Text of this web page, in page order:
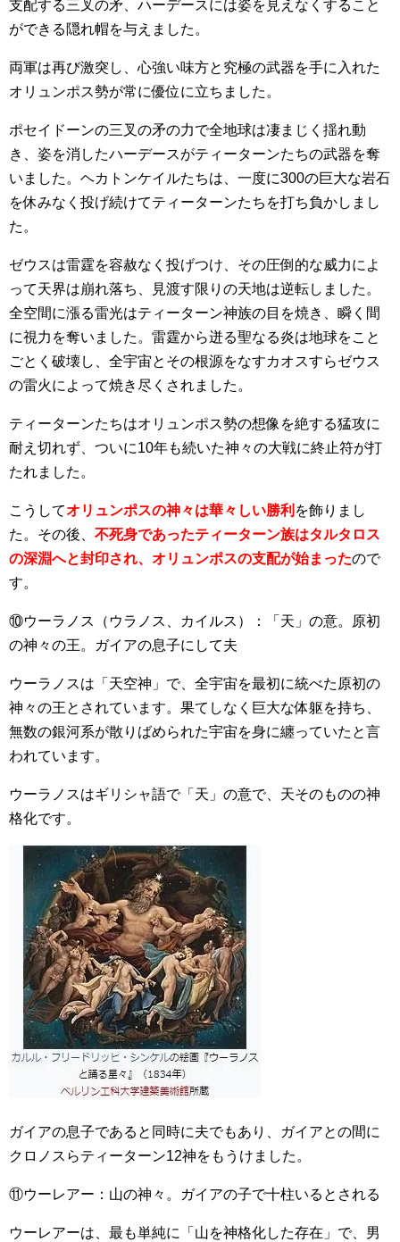
支配する三叉の矛、ハーデースには姿を見えなくすること
ができる隠れ帽を与えました。
両軍は再び激突し、心強い味方と究極の武器を手に入れた
オリュンポス勢が常に優位に立ちました。
ポセイドーンの三叉の矛の力で全地球は凄まじく揺れ動
き、姿を消したハーデースがティーターンたちの武器を奪
いました。ヘカトンケイルたちは、一度に300の巨大な岩石
を休みなく投げ続けてティーターンたちを打ち負かしまし
た。
ゼウスは雷霆を容赦なく投げつけ、その圧倒的な威力によ
って天界は崩れ落ち、見渡す限りの天地は逆転しました。
全空間に漲る雷光はティーターン神族の目を焼き、瞬く間
に視力を奪いました。雷霆から迸る聖なる炎は地球をこと
ごとく破壊し、全宇宙とその根源をなすカオスすらゼウス
の雷火によって焼き尽くされました。
ティーターンたちはオリュンポス勢の想像を絶する猛攻に
耐え切れず、ついに10年も続いた神々の大戦に終止符が打
たれました。
こうしてオリュンポスの神々は華々しい勝利 を飾りまし
た。その後、 不死身であったティーターン族はタルタロス
の深淵へと封印され、オリュンポスの支配が始まったので
す。
⑩ウーラノス（ウラノス、カイルス）：「天」の意。原初
の神々の王。ガイアの息子にして夫
ウーラノスは「天空神」で、全宇宙を最初に統べた原初の
神々の王とされています。果てしなく巨大な体躯を持ち、
無数の銀河系が散りばめられた宇宙を身に纏っていたと言
われています。
ウーラノスはギリシャ語で「天」の意で、天そのものの神
格化です。
ガイアの息子であると同時に夫でもあり、ガイアとの間に
クロノスらティーターン12神をもうけました。
⑪ウーレアー：山の神々。ガイアの子で十柱いるとされる
ウーレアーは、最も単純に「山を神格化した存在」で、男